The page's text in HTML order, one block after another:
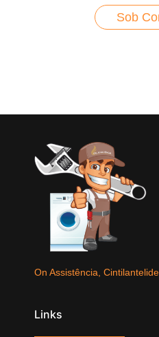
Sob
On Assistência,
Links